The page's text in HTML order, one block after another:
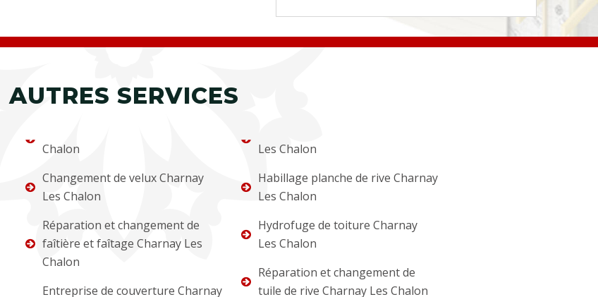
AUTRES SERVICES
Chalon
Changement de velux Charnay
Les Chalon
Réparation et changement de
faîtière et faîtage Charnay Les
Chalon
Entreprise de couverture Charnay
Les Chalon
Habillage planche de rive Charnay
Les Chalon
Hydrofuge de toiture Charnay
Les Chalon
Réparation et changement de
tuile de rive Charnay Les Chalon